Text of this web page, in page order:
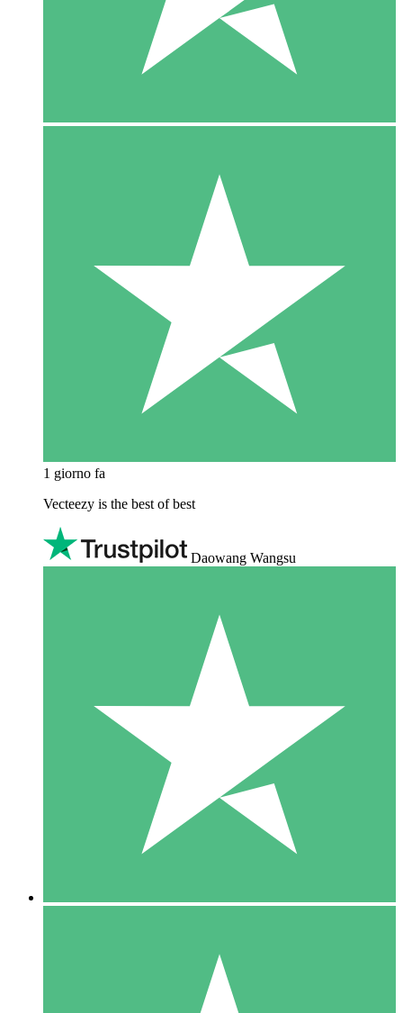
1 giorno fa
Vecteezy is the best of best
Daowang Wangsu